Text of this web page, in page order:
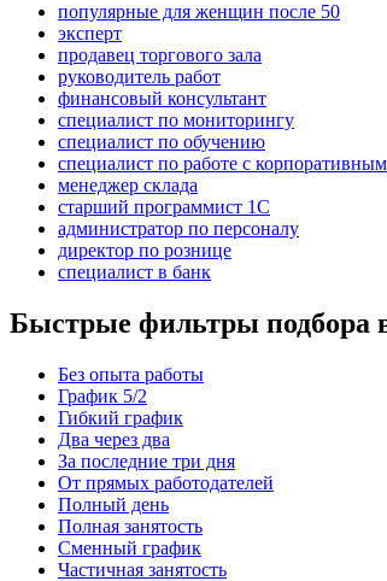
популярные для женщин после 50
эксперт
продавец торгового зала
руководитель работ
финансовый консультант
специалист по мониторингу
специалист по обучению
специалист по работе с
менеджер склада
старший программист 1С
администратор по персоналу
директор по рознице
специалист в банк
Быстрые фильтры подбора
Без опыта работы
График 5/2
Гибкий график
Два через два
За последние три дня
От прямых работодателей
Полный день
Полная занятость
Сменный график
Частичная занятость